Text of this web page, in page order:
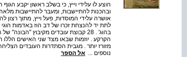
הוצע לו על­ידי וייץ, כי בשלב ראשון יקבע
ובהכנות להתיישבות, ומעבר להתיישבות
אושרה על­ידי המוסדות, פעל וייץ, מתוך
בהוג' . 28 קבוצת עובדים מקיבוץ
הקרקע . יוזמות שבאו מצד שני האישים
נוספים ... אל הספר